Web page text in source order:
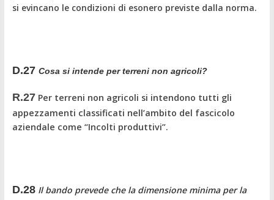
si evincano le condizioni di esonero previste dalla norma.
D.27 Cosa si intende per terreni non agricoli?
R.27 Per terreni non agricoli si intendono tutti gli
appezzamenti classificati nell’ambito del fascicolo
aziendale come “Incolti produttivi”.
D.28Il bando prevede che la dimensione minima per la